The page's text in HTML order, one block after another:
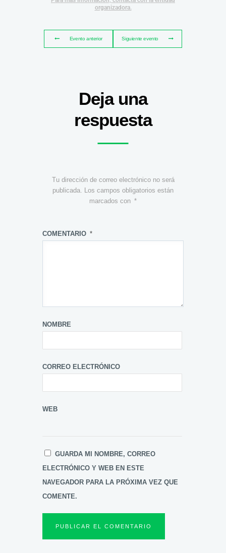
organizadora.
Evento anterior Siguiente evento
Deja una
respuesta
Tu dirección de correo electrónico no será
publicada.
Los campos obligatorios están
marcados con *
COMENTARIO *
NOMBRE
CORREO ELECTRÓNICO
WEB
GUARDA MI NOMBRE, CORREO
ELECTRÓNICO Y WEB EN ESTE
NAVEGADOR PARA LA PRÓXIMA VEZ QUE
COMENTE.